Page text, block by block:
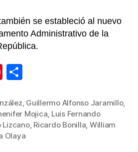
se estableció al nuevo
Administrativo de la
Pi
er
e
st
m
p
ar
Guillermo Alfonso Jaramillo,
Mojica Luis Fernando
Lizcano, Ricardo Bonilla William
Olaya